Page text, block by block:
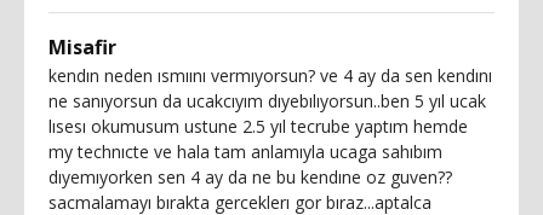
Misafir
kendın neden ısmıını vermıyorsun? ve 4 ay da sen kendını
ne sanıyorsun da ucakcıyım dıyebılıyorsun..ben 5 yıl ucak
lısesı okumusum ustune 2.5 yıl tecrube yaptım hemde
my technıcte ve hala tam anlamıyla ucaga sahıbım
dıyemıyorken sen 4 ay da ne bu kendıne oz guven??
sacmalamayı bırakta gerceklerı gor bıraz...aptalca